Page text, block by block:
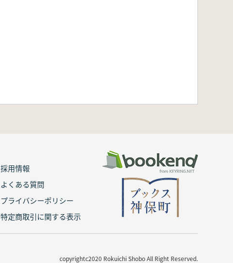
採用情報
よくある質問
プライバシーポリシー
特定商取引に関する表示
copyrightc2020 Rokuichi Shobo All Right Reserved.